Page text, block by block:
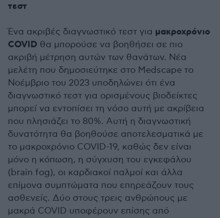
τεστ
Ένα ακριβές διαγνωστικό τεστ για μακροχρόνιο
COVID θα μπορούσε να βοηθήσει σε πιο
ακριβή μέτρηση αυτών των θανάτων. Νέα
μελέτη που δημοσιεύτηκε στο Medscape το
Νοέμβριο του 2023 υποδηλώνει ότι ένα
διαγνωστικό τεστ για ορισμένους βιοδείκτες
μπορεί να εντοπίσει τη νόσο αυτή με ακρίβεια
που πλησιάζει το 80%. Αυτή η διαγνωστική
δυνατότητα θα βοηθούσε αποτελεσματικά με
το μακροχρόνιο COVID-19, καθώς δεν είναι
μόνο η κόπωση, η σύγχυση του εγκεφάλου
(brain fog), οι καρδιακοί παλμοί και άλλα
επίμονα συμπτώματα που επηρεάζουν τους
ασθενείς. Δύο στους τρεις ανθρώπους με
μακρά COVID υποφέρουν επίσης από